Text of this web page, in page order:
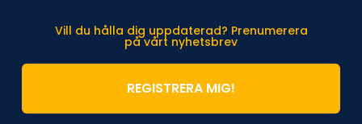
Vill du hålla dig uppdaterad? Prenumerera
på vårt nyhetsbrev
REGISTRERA MIG!